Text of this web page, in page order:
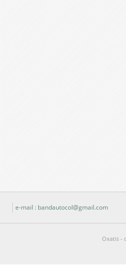
e-mail : bandautocol@gmail.com
Oxatis -